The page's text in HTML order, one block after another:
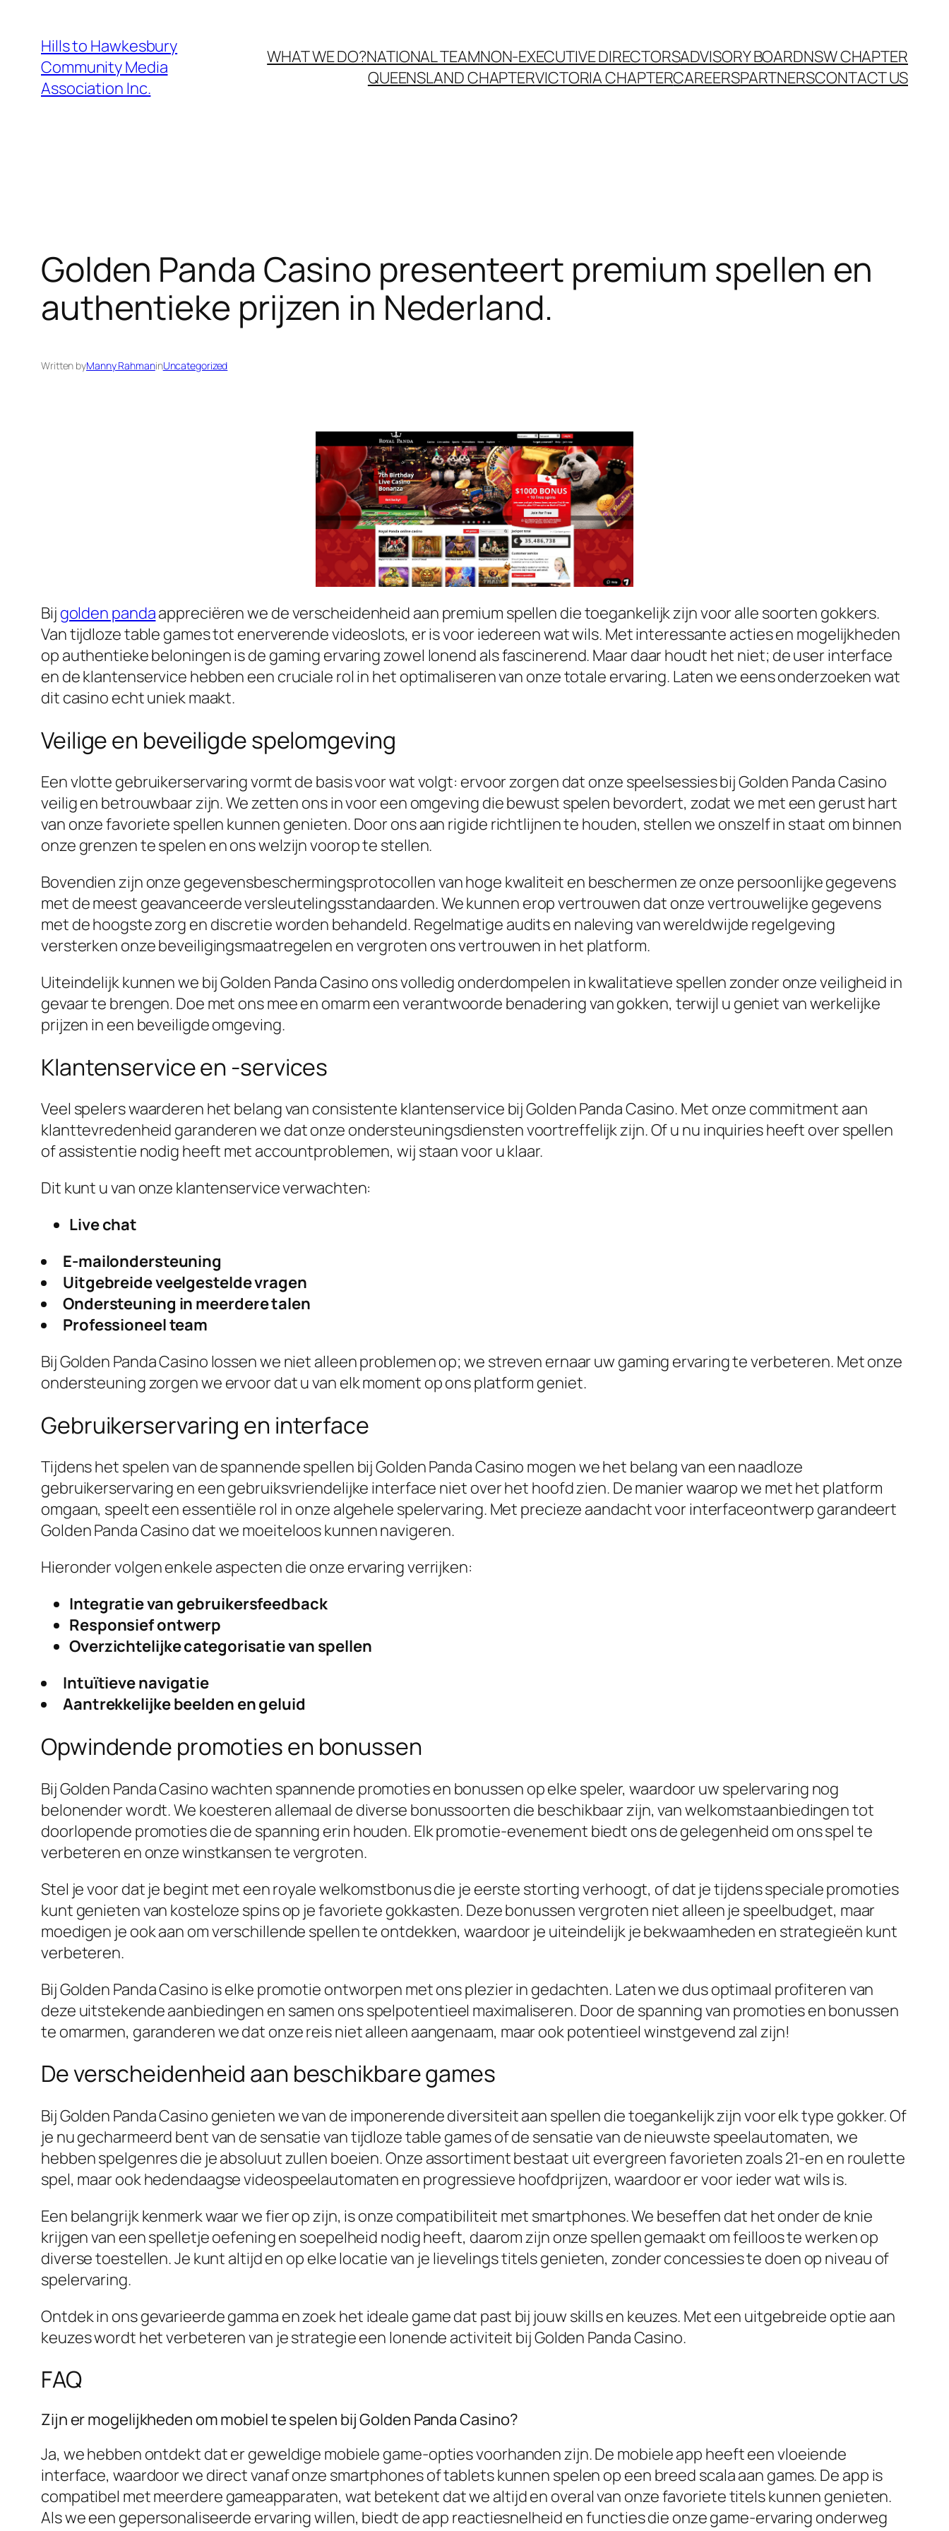
Hills to Hawkesbury
Community Media
Association Inc.
WHAT WE DO?NATIONAL TEAMNON-EXECUTIVE DIRECTORSADVISORY BOARDNSW CHAPTER
QUEENSLAND CHAPTERVICTORIA CHAPTERCAREERSPARTNERSCONTACT US
Golden Panda Casino presenteert premium spellen en
authentieke prijzen in Nederland.
Written byManny RahmaninUncategorized
Bij golden pandaappreciëren we de verscheidenheid aan premium spellen die toegankelijk zijn voor alle soorten gokkers.
Van tijdloze table games tot enerverende videoslots, er is voor iedereen wat wils. Met interessante acties en mogelijkheden
op authentieke beloningen is de gaming ervaring zowel lonend als fascinerend. Maar daar houdt het niet; de user interface
en de klantenservice hebben een cruciale rol in het optimaliseren van onze totale ervaring. Laten we eens onderzoeken wat
dit casino echt uniek maakt.
Veilige en beveiligde spelomgeving
Een vlotte gebruikerservaring vormt de basis voor wat volgt: ervoor zorgen dat onze speelsessies bij Golden Panda Casino
veilig en betrouwbaar zijn. We zetten ons in voor een omgeving die bewust spelen bevordert, zodat we met een gerust hart
van onze favoriete spellen kunnen genieten. Door ons aan rigide richtlijnen te houden, stellen we onszelf in staat om binnen
onze grenzen te spelen en ons welzijn voorop te stellen.
Bovendien zijn onze gegevensbeschermingsprotocollen van hoge kwaliteit en beschermen ze onze persoonlijke gegevens
met de meest geavanceerde versleutelingsstandaarden. We kunnen erop vertrouwen dat onze vertrouwelijke gegevens
met de hoogste zorg en discretie worden behandeld. Regelmatige audits en naleving van wereldwijde regelgeving
versterken onze beveiligingsmaatregelen en vergroten ons vertrouwen in het platform.
Uiteindelijk kunnen we bij Golden Panda Casino ons volledig onderdompelen in kwalitatieve spellen zonder onze veiligheid in
gevaar te brengen. Doe met ons mee en omarm een verantwoorde benadering van gokken, terwijl u geniet van werkelijke
prijzen in een beveiligde omgeving.
Klantenservice en -services
Veel spelers waarderen het belang van consistente klantenservice bij Golden Panda Casino. Met onze commitment aan
klanttevredenheid garanderen we dat onze ondersteuningsdiensten voortreffelijk zijn. Of u nu inquiries heeft over spellen
of assistentie nodig heeft met accountproblemen, wij staan voor u klaar.
Dit kunt u van onze klantenservice verwachten:
Live chat
E-mailondersteuning
Uitgebreide veelgestelde vragen
Ondersteuning in meerdere talen
Professioneel team
Bij Golden Panda Casino lossen we niet alleen problemen op; we streven ernaar uw gaming ervaring te verbeteren. Met onze
ondersteuning zorgen we ervoor dat u van elk moment op ons platform geniet.
Gebruikerservaring en interface
Tijdens het spelen van de spannende spellen bij Golden Panda Casino mogen we het belang van een naadloze
gebruikerservaring en een gebruiksvriendelijke interface niet over het hoofd zien. De manier waarop we met het platform
omgaan, speelt een essentiële rol in onze algehele spelervaring. Met precieze aandacht voor interfaceontwerp garandeert
Golden Panda Casino dat we moeiteloos kunnen navigeren.
Hieronder volgen enkele aspecten die onze ervaring verrijken:
Integratie van gebruikersfeedback
Responsief ontwerp
Overzichtelijke categorisatie van spellen
Intuïtieve navigatie
Aantrekkelijke beelden en geluid
Opwindende promoties en bonussen
Bij Golden Panda Casino wachten spannende promoties en bonussen op elke speler, waardoor uw spelervaring nog
belonender wordt. We koesteren allemaal de diverse bonussoorten die beschikbaar zijn, van welkomstaanbiedingen tot
doorlopende promoties die de spanning erin houden. Elk promotie-evenement biedt ons de gelegenheid om ons spel te
verbeteren en onze winstkansen te vergroten.
Stel je voor dat je begint met een royale welkomstbonus die je eerste storting verhoogt, of dat je tijdens speciale promoties
kunt genieten van kosteloze spins op je favoriete gokkasten. Deze bonussen vergroten niet alleen je speelbudget, maar
moedigen je ook aan om verschillende spellen te ontdekken, waardoor je uiteindelijk je bekwaamheden en strategieën kunt
verbeteren.
Bij Golden Panda Casino is elke promotie ontworpen met ons plezier in gedachten. Laten we dus optimaal profiteren van
deze uitstekende aanbiedingen en samen ons spelpotentieel maximaliseren. Door de spanning van promoties en bonussen
te omarmen, garanderen we dat onze reis niet alleen aangenaam, maar ook potentieel winstgevend zal zijn!
De verscheidenheid aan beschikbare games
Bij Golden Panda Casino genieten we van de imponerende diversiteit aan spellen die toegankelijk zijn voor elk type gokker. Of
je nu gecharmeerd bent van de sensatie van tijdloze table games of de sensatie van de nieuwste speelautomaten, we
hebben spelgenres die je absoluut zullen boeien. Onze assortiment bestaat uit evergreen favorieten zoals 21-en en roulette
spel, maar ook hedendaagse videospeelautomaten en progressieve hoofdprijzen, waardoor er voor ieder wat wils is.
Een belangrijk kenmerk waar we fier op zijn, is onze compatibiliteit met smartphones. We beseffen dat het onder de knie
krijgen van een spelletje oefening en soepelheid nodig heeft, daarom zijn onze spellen gemaakt om feilloos te werken op
diverse toestellen. Je kunt altijd en op elke locatie van je lievelings titels genieten, zonder concessies te doen op niveau of
spelervaring.
Ontdek in ons gevarieerde gamma en zoek het ideale game dat past bij jouw skills en keuzes. Met een uitgebreide optie aan
keuzes wordt het verbeteren van je strategie een lonende activiteit bij Golden Panda Casino.
FAQ
Zijn er mogelijkheden om mobiel te spelen bij Golden Panda Casino?
Ja, we hebben ontdekt dat er geweldige mobiele game-opties voorhanden zijn. De mobiele app heeft een vloeiende
interface, waardoor we direct vanaf onze smartphones of tablets kunnen spelen op een breed scala aan games. De app is
compatibel met meerdere gameapparaten, wat betekent dat we altijd en overal van onze favoriete titels kunnen genieten.
Als we een gepersonaliseerde ervaring willen, biedt de app reactiesnelheid en functies die onze game-ervaring onderweg